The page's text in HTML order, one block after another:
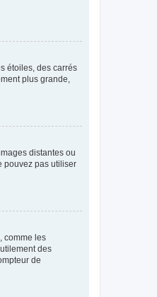
étoiles, des carrés
plus grande,
distantes ou
pouvez pas utiliser
comme les
des
de